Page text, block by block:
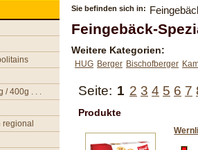
/ 400g . . .
Sie befinden sich in:
Feingebäck-
Weitere Kategorien:
HUG Berger Bischofberger
Seite: 1 2 3 4 5 6 7
Produkte